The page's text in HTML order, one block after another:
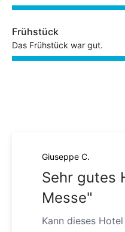
Frühstück
Das Frühstück war gut.
Giuseppe C.
Sehr gutes
Messe"
Kann dieses